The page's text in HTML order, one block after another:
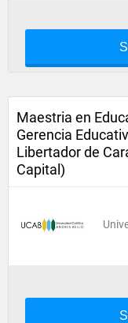
Maestria en
Gerencia
Libertador de
Capital)